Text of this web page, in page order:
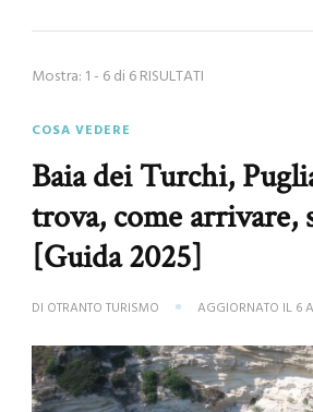
Mostra: 1 - 6 di 6 RISULTATI
COSA VEDERE
Baia dei Turchi,
trova, come arrivare,
[Guida 2025]
DI OTRANTO TURISMO AGGIORNATO IL 6